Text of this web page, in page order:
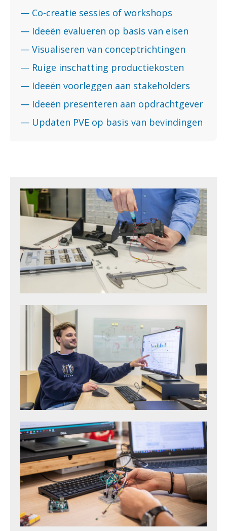
— Co-creatie sessies of workshops
— Ideeën evalueren op basis van eisen
— Visualiseren van conceptrichtingen
— Ruige inschatting productiekosten
— Ideeën voorleggen aan stakeholders
— Ideeën presenteren aan opdrachtgever
— Updaten PVE op basis van bevindingen